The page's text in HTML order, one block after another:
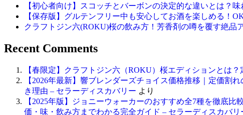
【初心者向け】スコッチとバーボンの決定的な違いとは？
【保存版】グルテンフリー中も安心してお酒を楽しめる！
クラフトジン六(ROKU)桜の飲み方！芳香剤の噂を覆す絶品
Recent Comments
【春限定】クラフトジン六（ROKU）桜エディションとは？
【2026年最新】響ブレンダーズチョイス価格推移｜定価割
き理由 – セラーディスカバリー より
【2025年版】ジョニーウォーカーのおすすめ全7種を徹底
価・味・飲み方までわかる完全ガイド – セラーディスカバリ